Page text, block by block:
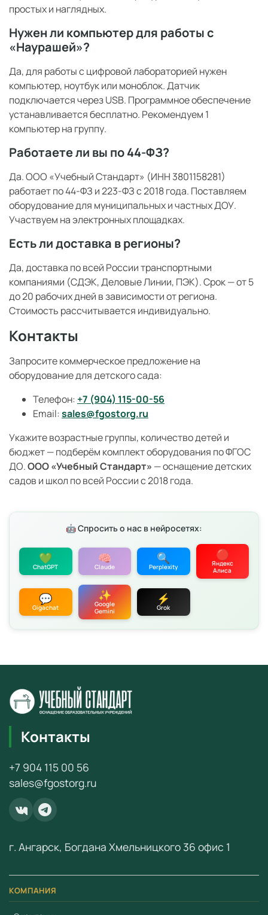
простых и наглядных.
Нужен ли компьютер для работы с
«Наурашей»?
Да, для работы с цифровой лабораторией нужен
компьютер, ноутбук или моноблок. Датчик
подключается через USB. Программное обеспечение
устанавливается бесплатно. Рекомендуем 1
компьютер на группу.
Работаете ли вы по 44-ФЗ?
Да. ООО «Учебный Стандарт» (ИНН 3801158281)
работает по 44-ФЗ и 223-ФЗ с 2018 года. Поставляем
оборудование для муниципальных и частных ДОУ.
Участвуем на электронных площадках.
Есть ли доставка в регионы?
Да, доставка по всей России транспортными
компаниями (СДЭК, Деловые Линии, ПЭК). Срок — от 5
до 20 рабочих дней в зависимости от региона.
Стоимость рассчитывается индивидуально.
Контакты
Запросите коммерческое предложение на
оборудование для детского сада:
Телефон: +7 (904) 115-00-56
Email: sales@fgostorg.ru
Укажите возрастные группы, количество детей и
бюджет — подберём комплект оборудования по ФГОС
ДО.ООО «Учебный Стандарт» — оснащение детских
садов и школ по всей России с 2018 года.
🤖 Спросить о нас в нейросетях:
💚
ChatGPT
🧠
Claude
🔍
Perplexity
🔴
Яндекс
Алиса
💬
Gigachat
✨
Google
Gemini
⚡
Grok
КОМПАНИЯ
Контакты
+7 904 115 00 56
sales@fgostorg.ru
г. Ангарск, Богдана Хмельницкого 36 офис 1